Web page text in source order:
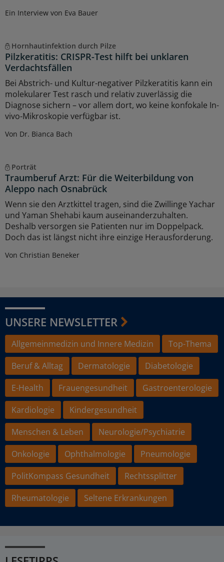
Ein Interview von Eva Bauer
Hornhautinfektion durch Pilze
Pilzkeratitis: CRISPR-Test hilft bei unklaren
Verdachtsfällen
Bei Abstrich- und Kultur-negativer Pilzkeratitis kann ein
molekularer Test rasch und relativ zuverlässig die
Diagnose sichern – vor allem dort, wo keine konfokale In-
vivo-Mikroskopie verfügbar ist.
Von Dr. Bianca Bach
Porträt
Traumberuf Arzt: Für die Weiterbildung von
Aleppo nach Osnabrück
Wenn sie den Arztkittel tragen, sind die Zwillinge Yachar
und Yaman Shehabi kaum auseinanderzuhalten.
Deshalb versorgen sie Patienten nur im Doppelpack.
Doch das ist längst nicht ihre einzige Herausforderung.
Von Christian Beneker
UNSERE NEWSLETTER
Allgemeinmedizin und Innere Medizin
Top-Thema
Beruf & Alltag
Dermatologie
Diabetologie
E-Health
Frauengesundheit
Gastroenterologie
Kardiologie
Kindergesundheit
Menschen & Leben
Neurologie/Psychiatrie
Onkologie
Ophthalmologie
Pneumologie
PolitKompass Gesundheit
Rechtssplitter
Rheumatologie
Seltene Erkrankungen